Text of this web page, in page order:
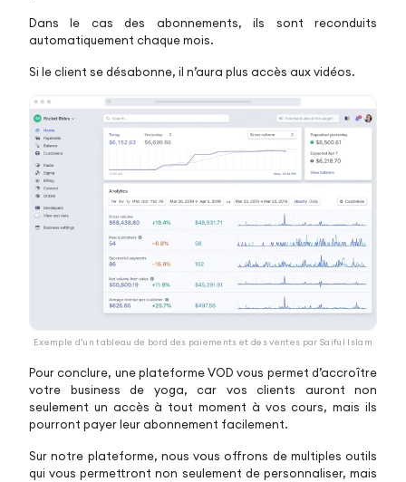
Dans le cas des abonnements, ils sont reconduits
automatiquement chaque mois.
Si le client se désabonne, il n’aura plus accès aux vidéos.
Exemple d’un tableau de bord des paiements et des ventes par Saiful Islam
Pour conclure, une plateforme VOD vous permet d’accroître
votre business de yoga, car vos clients auront non
seulement un accès à tout moment à vos cours, mais ils
pourront payer leur abonnement facilement.
Sur notre plateforme, nous vous offrons de multiples outils
qui vous permettront non seulement de personnaliser, mais